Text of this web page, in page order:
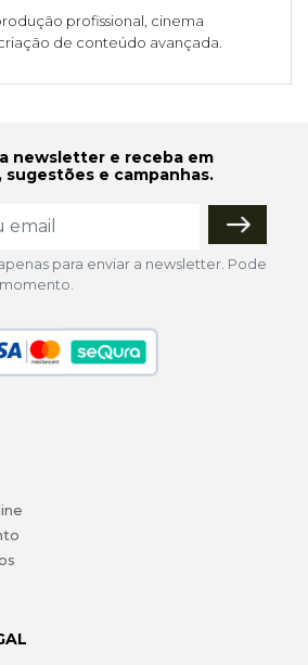
profissional, cinema
de conteúdo avançada.
newsletter e receba em
sugestões e campanhas.
para enviar a newsletter. Pode